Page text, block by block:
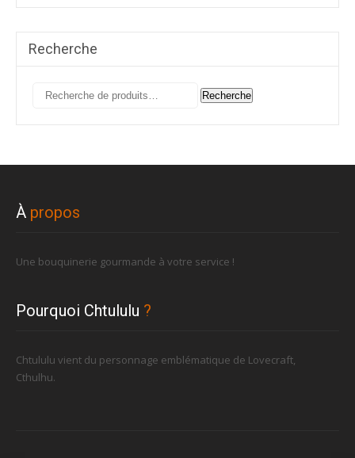
Recherche
Recherche
Recherche
À propos
Une bouquinerie gourmande à votre service !
Pourquoi Chtululu ?
Chtululu vient du personnage emblématique de Lovecraft,
Cthulhu.